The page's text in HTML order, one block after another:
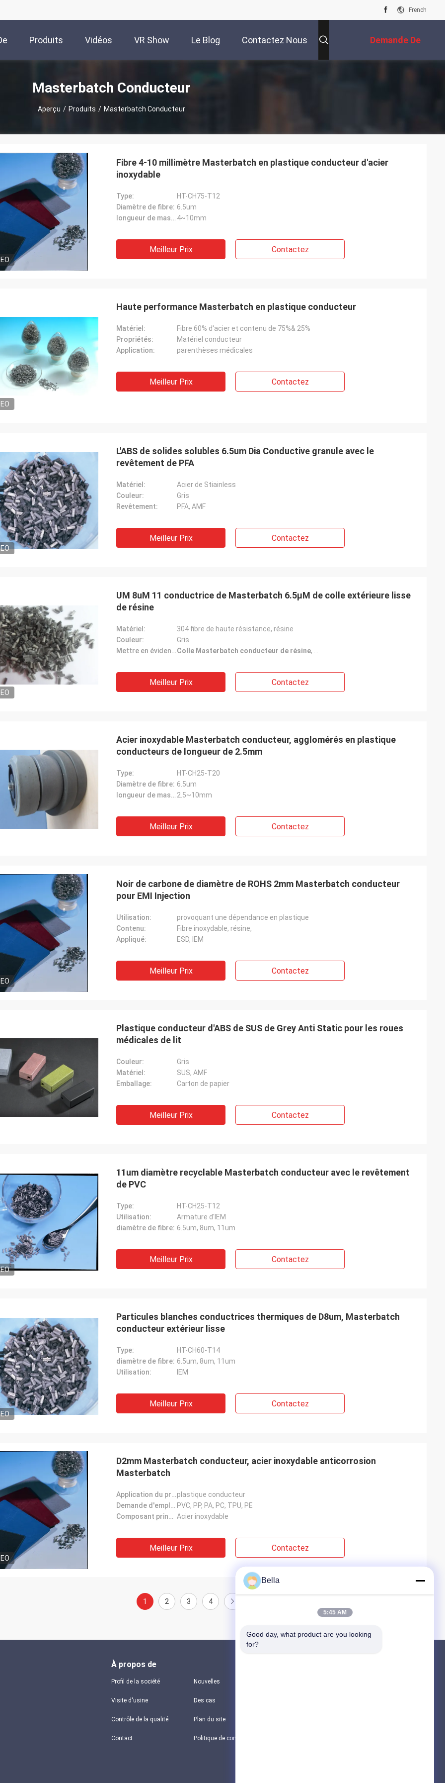
French
Produits Vidéos VR Show Le Blog Contactez Nous Demande De
Soumission
Masterbatch Conducteur
Aperçu / Produits / Masterbatch Conducteur
Fibre 4-10 millimètre Masterbatch en plastique conducteur d'acier
inoxydable
Type:
HT-CH75-T12
Diamètre de fibre: 6.5um
longueur de masterbach: 4~10mm
Meilleur Prix Contactez
Haute performance Masterbatch en plastique conducteur
Matériel:
Fibre 60% d'acier et contenu de 75%& 25%
Propriétés:
Matériel conducteur
Application:
parenthèses médicales
Meilleur Prix Contactez
L'ABS de solides solubles 6.5um Dia Conductive granule avec le
revêtement de PFA
Matériel:
Acier de Stiainless
Couleur:
Gris
Revêtement:
PFA, AMF
Meilleur Prix Contactez
UM 8uM 11 conductrice de Masterbatch 6.5µM de colle extérieure lisse
de résine
Matériel:
304 fibre de haute résistance, résine
Couleur:
Gris
Mettre en évidence:Colle Masterbatch conducteur de résine,
Meilleur Prix Contactez
Acier inoxydable Masterbatch conducteur, agglomérés en plastique
conducteurs de longueur de 2.5mm
Type:
HT-CH25-T20
Diamètre de fibre: 6.5um
longueur de masterbach: 2.5~10mm
Meilleur Prix Contactez
Noir de carbone de diamètre de ROHS 2mm Masterbatch conducteur
pour EMI Injection
Utilisation:
provoquant une dépendance en plastique
Contenu:
Fibre inoxydable, résine,
Appliqué:
ESD, IEM
Meilleur Prix Contactez
Plastique conducteur d'ABS de SUS de Grey Anti Static pour les roues
médicales de lit
Couleur:
Gris
Matériel:
SUS, AMF
Emballage:
Carton de papier
Meilleur Prix Contactez
11um diamètre recyclable Masterbatch conducteur avec le revêtement
de PVC
Type:
HT-CH25-T12
Utilisation:
Armature d'IEM
diamètre de fibre: 6.5um, 8um, 11um
Meilleur Prix Contactez
Particules blanches conductrices thermiques de D8um, Masterbatch
conducteur extérieur lisse
Type:
HT-CH60-T14
diamètre de fibre: 6.5um, 8um, 11um
Utilisation:
IEM
Meilleur Prix Contactez
D2mm Masterbatch conducteur, acier inoxydable anticorrosion
Masterbatch
Application du projet:plastique conducteur
Demande d'emploi: PVC, PP, PA, PC, TPU, PE
Composant principal: Acier inoxydable
Meilleur Prix Contactez
1 2 3 4
À propos de
Profil de la société
Visite d'usine
Contrôle de la qualité
Contact
Nouvelles
Des cas
Plan du site
Bella
5:45 AM
Good day, what product are you looking
for?